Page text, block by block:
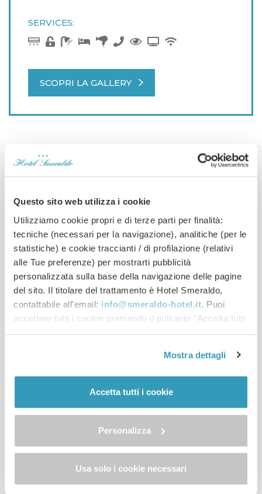
Questo sito web utilizza i cookie
Utilizziamo cookie propri e di terze parti per finalità:
tecniche (necessari per la navigazione), analitiche (per le
statistiche) e cookie traccianti / di profilazione (relativi
alle Tue preferenze) per mostrarti pubblicità
personalizzata sulla base della navigazione delle pagine
del sito. Il titolare del trattamento è Hotel Smeraldo,
contattabile all'email: info@smeraldo-hotel.it . Puoi
accettare tutti i cookie premendo il pulsante "Accetta tutti
"Personalizza". Al fine di revocare il consenso prestato e
visualizzare le informazioni complete sul trattamento dei
cookie policy" Allo stesso link trovi la
Mostra dettagli
Accetta tutti i cookie
Personalizza
Usa solo i cookie necessari
SERVICES:
SCOPRI LA GALLERY
Potrebbero interessarti
anche…
180€
Junior Suite
m
da70€
10-13